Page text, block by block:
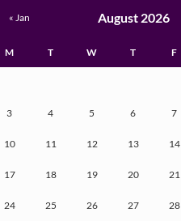
August 2026
M T W T F
3 4 5 6 7
10 11 12 13 14
17 18 19 20 21
24 25 26 27 28
« Jan